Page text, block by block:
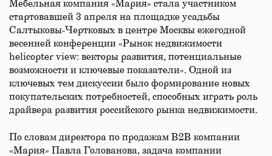
Мебельная компания «Мария» стала участником
стартовавшей 3 апреля на площадке усадьбы
Салтыковы-Чертковых в центре Москвы ежегодной
весенней конференции «Рынок недвижимости
helicopter view: векторы развития, потенциальные
возможности и ключевые показатели». Одной из
ключевых тем дискуссии было формирование новых
покупательских потребностей, способных играть роль
драйвера развития российского рынка недвижимости.
По словам директора по продажам B2B компании
«Мария» Павла Голованова, задача компании